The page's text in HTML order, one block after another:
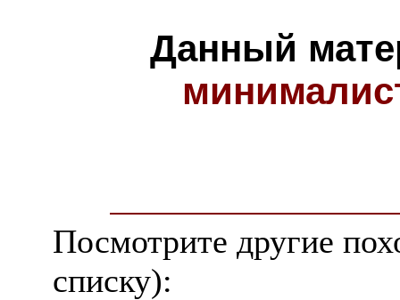
Данный
Посмотрите другие
списку):